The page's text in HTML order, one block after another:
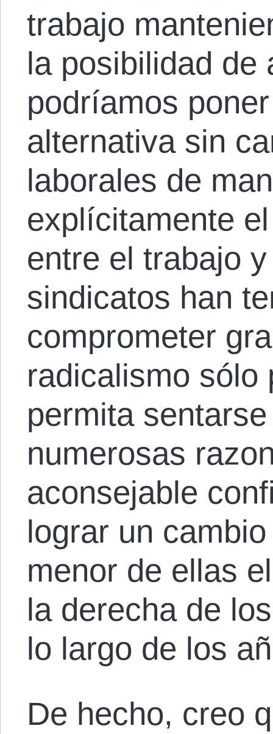
trabajo
la posibilidad de
podríamos
alternativa sin
laborales de
explícitamente
entre el trabajo
sindicatos han
comprometer
radicalismo sólo
permita
numerosas
aconsejable
lograr un
menor de ellas
la derecha de
lo largo de los
De hecho, creo